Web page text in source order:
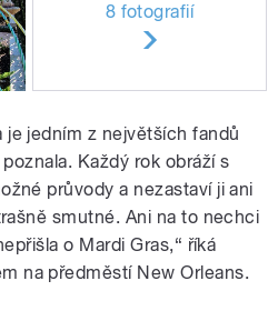
8 fotografií
je jedním z největších fandů
Každý rok obráží s
průvody a nezastaví ji ani
smutné. Ani na to nechci
o Mardi Gras,“ říká
na předměstí New Orleans.